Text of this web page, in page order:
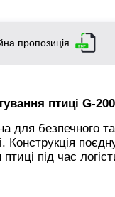
пропозиція
птиці G-
для безпечного
Конструкція
під час